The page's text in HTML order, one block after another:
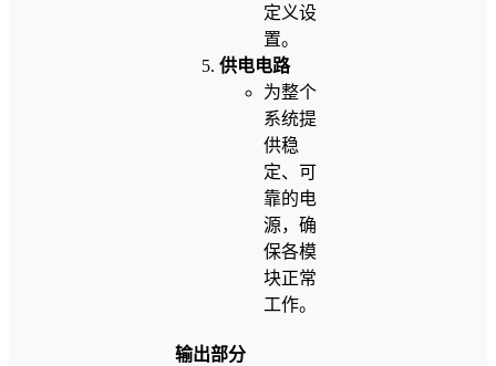
定义设
置。
供电电路
为整个
系统提
供稳
定、可
靠的电
源，确
保各模
块正常
工作。
输出部分